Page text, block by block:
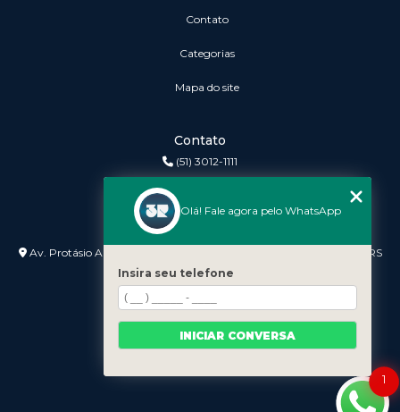
Contato
Categorias
Mapa do site
Contato
(51) 3012-1111
Endereço
Av. Protásio Alves nº 3240 Lojas 7 e 8 - Petrópolis - Porto Alegre - RS
- 90410-007
1
Olá! Fale agora pelo WhatsApp
Insira seu telefone
INICIAR CONVERSA